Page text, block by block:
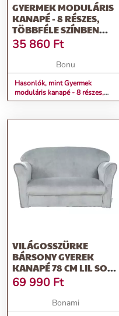
GYERMEK MODULÁRIS
KANAPÉ - 8 RÉSZES,
TÖBBFÉLE SZÍNBEN
RÓZSASZÍN
35 860 Ft
Bonu
Hasonlók, mint Gyermek
moduláris kanapé - 8 részes,
többféle színben rózsaszín
VILÁGOSSZÜRKE
BÁRSONY GYEREK
KANAPÉ 78 CM LIL SOFA
– ROBA
69 990 Ft
Bonami